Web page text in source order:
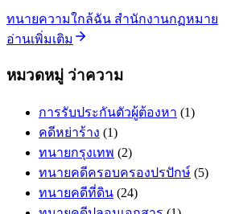
ทนายความใกล้ฉัน สำนักงานกฏหมาย
อ่านเพิ่มเติม
หมวดหมู่ ว่าความ
การรับประกันตัวผู้ต้องหา (1)
คดีหย่าร้าง (1)
ทนายกรุงเทพ (2)
ทนายคดีครอบครองปรปักษ์ (5)
ทนายคดีที่ดิน (24)